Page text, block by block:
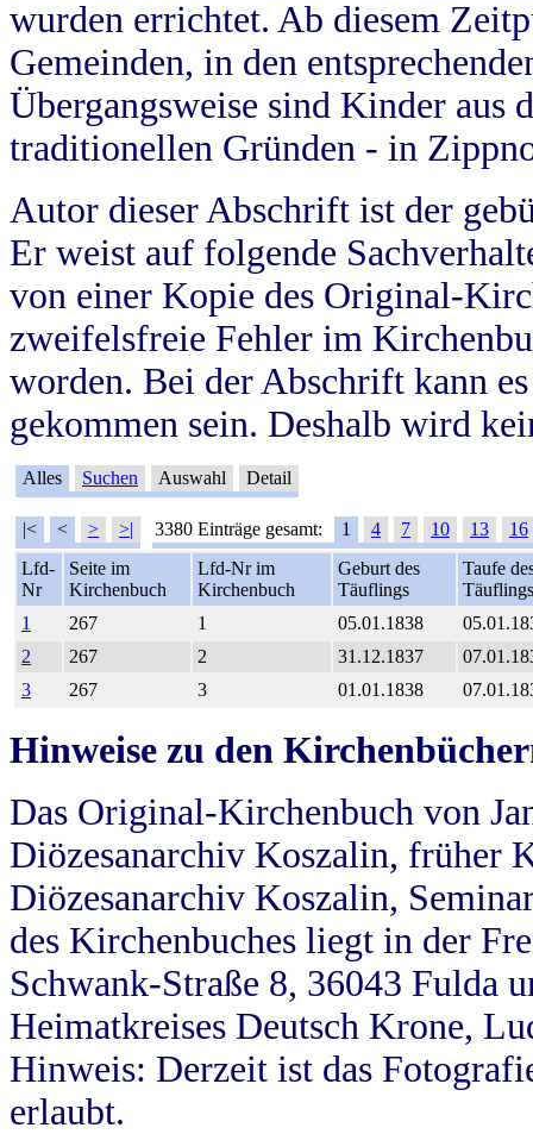
wurden errichtet. Ab diesem
Gemeinden, in den
Übergangsweise sind Kinder aus
traditionellen Gründen - in
Autor dieser Abschrift ist der
Er weist auf folgende
von einer Kopie des Original-
zweifelsfreie Fehler im
worden. Bei der Abschrift kann
gekommen sein. Deshalb wird
Alles Suchen Auswahl Detail
|< < > >| 3380 Einträge gesamt: 1 4 7 10 13
16
Lfd-
Nr
Seite im
Kirchenbuch
Lfd-Nr im
Kirchenbuch
Geburt des
Täuflings
Taufe
Täuflings
1
267 1 05.01.1838
2
267 2 31.12.1837
3
267 3 01.01.1838
Hinweise zu den
Das Original-Kirchenbuch von
Diözesanarchiv Koszalin, früher
Diözesanarchiv Koszalin,
des Kirchenbuches liegt in der
Schwank-Straße 8, 36043 Fulda
Heimatkreises Deutsch Krone,
Hinweis: Derzeit ist das
erlaubt.